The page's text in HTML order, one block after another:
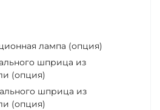
лампа (опция)
шприца из
(опция)
шприца из
(опция)